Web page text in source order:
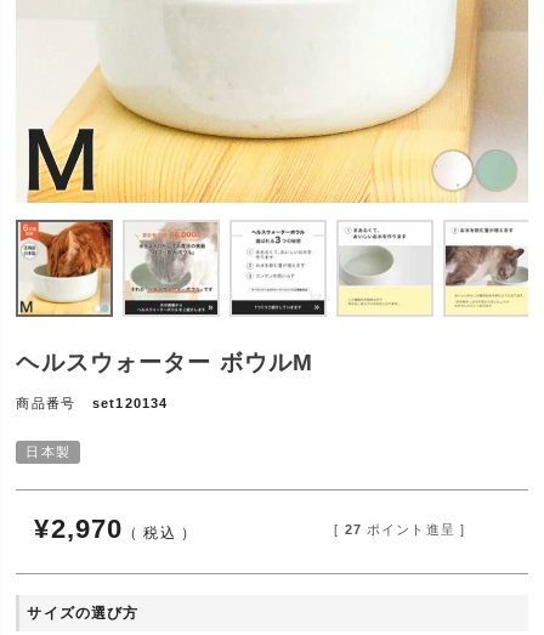
ヘルスウォーター ボウルM
商品番号 set120134
日本製
¥2,970 税込 [ 27 ポイント進呈 ]
サイズの選び方